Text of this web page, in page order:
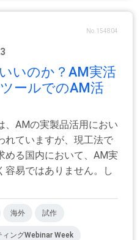
No.154804
いのか？AM実活
ールでのAM活
、AMの実製品活用におい
れていますが、現工法で
める国内において、AM実
容易ではありません。し
海外 試作
ィングWebinar Week